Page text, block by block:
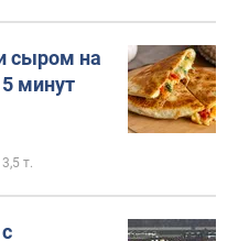
сыром на
минут
3,5 т.